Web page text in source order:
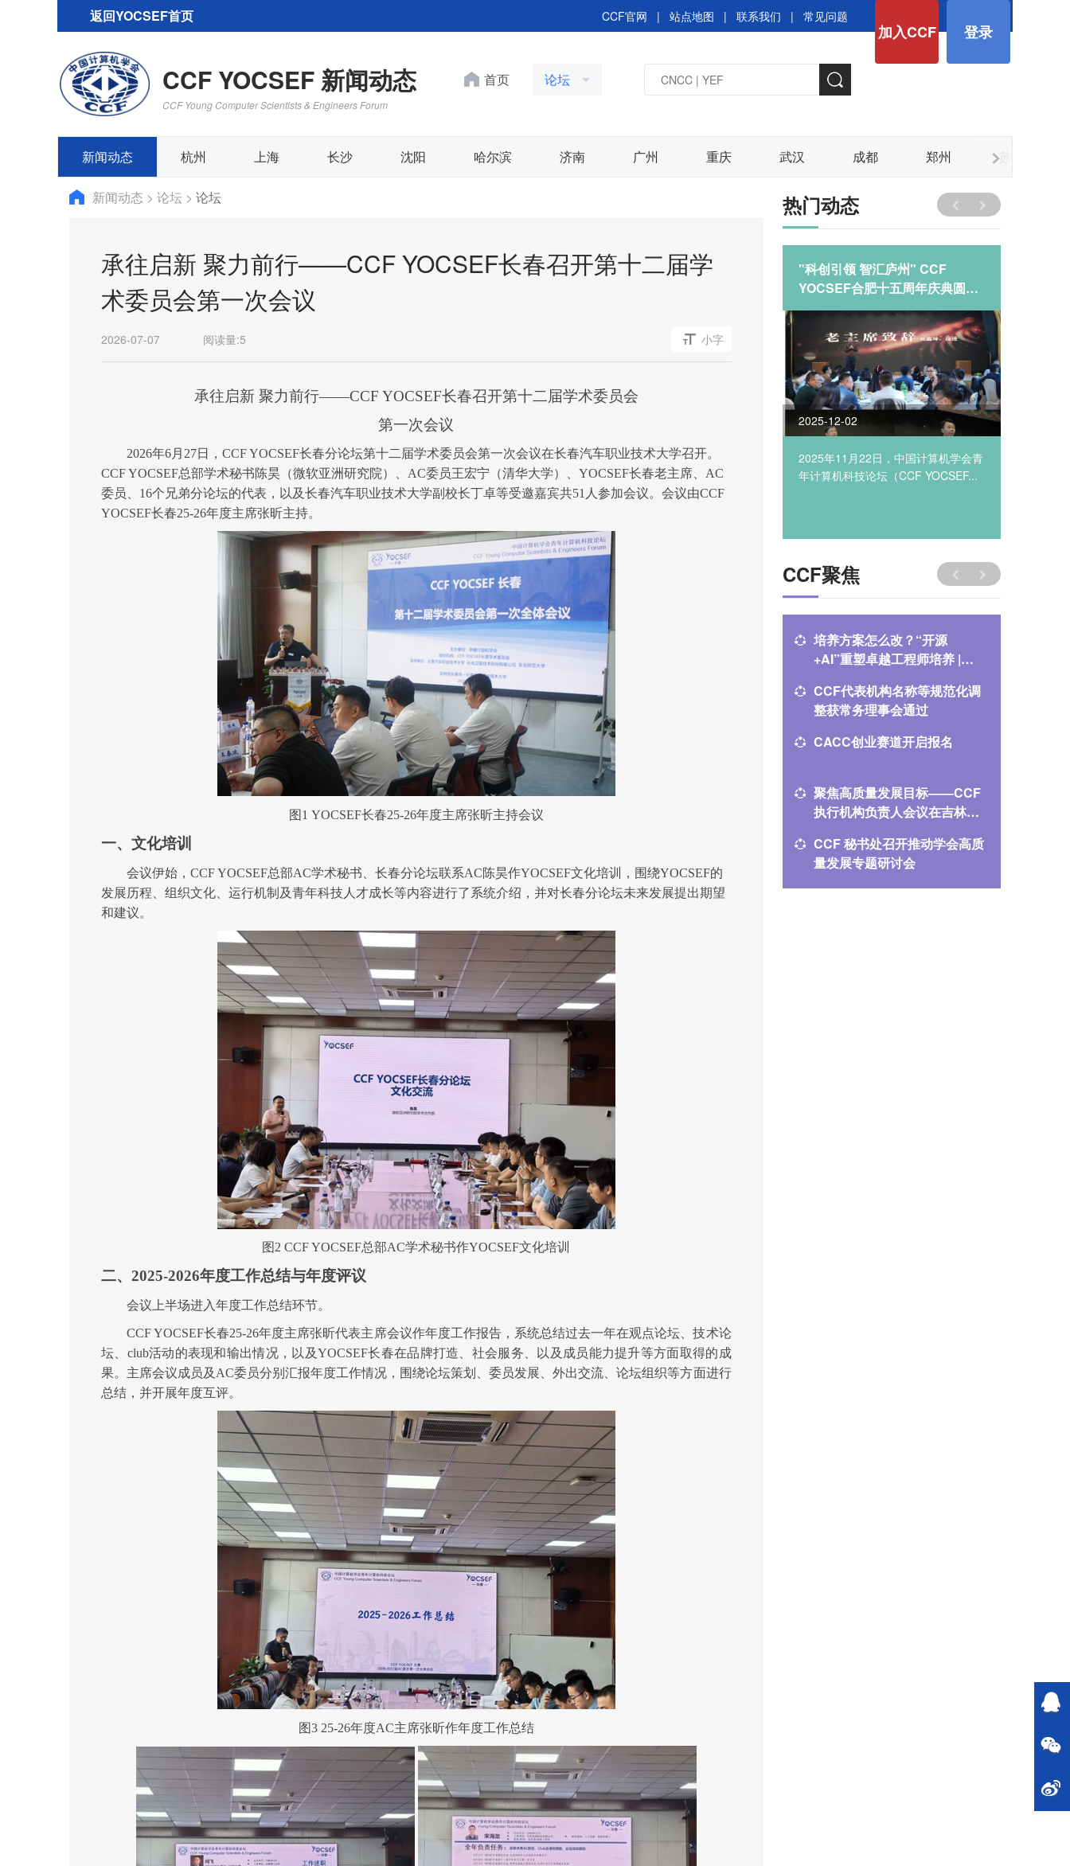
返回YOCSEF首页
加入CCF 登录
CCF官网 | 站点地图 | 联系我们 | 常见问题
CCF YOCSEF 新闻动态
CCF Young Computer Scientists & Engineers Forum
首页 论坛
新闻动态 杭州 上海 长沙 沈阳 哈尔滨 济南 广州 重庆 武汉 成都 郑州 苏州
新闻动态 > 论坛 > 论坛
承往启新 聚力前行——CCF YOCSEF长春召开第十二届学
术委员会第一次会议
2026-07-07 阅读量:5 小字
承往启新 聚力前行——CCF YOCSEF长春召开第十二届学术委员会
第一次会议
2026年6月 27日， CCF YOCSEF长春分论坛第十二 届学术委员会第一次会议在长春汽车职业技术大学召开。
CCF YOCSEF总部学术秘书陈昊（微软亚洲研究院） AC委员王宏宁（清华大学）、 YOCSEF长春老主席、 AC
委员、 16个兄弟分论坛的代表 ， 以 及长春汽车职业技术大学副校长丁卓等受邀嘉宾共51 人参加会议。会议由CCF
YOCSEF长春25-26年度主席张昕主持。
图1 YOCSEF长春25-26年度主席张昕主持会议
一、文化培训
会议伊始， CCF YOCSEF总部AC学术秘书、长春分论坛联系AC陈昊作YOCSEF文化培训，围绕YOCSEF的
发展历程、组织文化、运行机制及青年科技人才成长等内容进行了系统介绍，并对长春分论坛未来发展提出期望
和建议。
图 2 CCF YOCSEF总部AC学术秘书作YOCSEF文化培训
二、 2025-2026年度工作总结与年度评议
会议上半场进入年度工作总结环节。
CCF YOCSEF长春25-26年度主席张昕代表主席会议作年度工作报告，系统总结过去一年在观点论坛 、技术论
坛、 club活动的表现和输出情况 ， 以及YOCSEF长春在品牌打造 社会服务、 以 及 成员能力提升等方面取得的成
果。主席会议成员及 AC委员分别汇报年度工作情况，围绕论坛策划、委员发展、外出交流、论坛组织等方面进行
总结，并开展年度互评。
图3 25-26年度AC主席张昕作年度工作总结
热门动态
CCF YOCSEF 昆明成功举办 “小
CCF YOCSEF 昆明成功举办“小语种·
大未来”技术论坛聚焦东南亚与...
"科创引领 智汇庐州" CCF
YOCSEF合肥十五周年庆典圆满
落幕
2025-12-02
2025年11月22日，中国计算机学会青
年计算机科技论坛（CCF YOCSEF...
CCF聚焦
培养方案怎么改？“开源
+AI”重塑卓越工程师培养 |
CCF代表机构名称等规范化调
整获常务理事会通过
CACC创业赛道开启报名
聚焦高质量发展目标——CCF
执行机构负责人会议在吉林市
CCF 秘书处召开推动学会高质
量发展专题研讨会